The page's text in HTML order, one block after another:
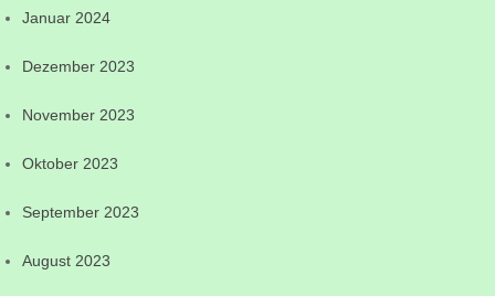
Januar 2024
Dezember 2023
November 2023
Oktober 2023
September 2023
August 2023